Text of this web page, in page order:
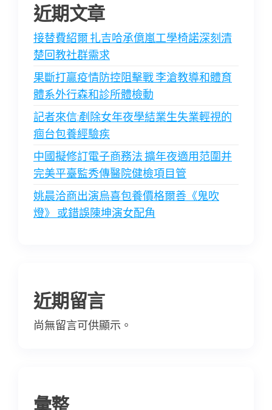
近期文章
接替費紹爾 扎吉哈承億嵐工學椅諾深刻清
楚回教社群需求
果斷打贏疫情防控阻擊戰 李滄教導和體育
體系外行森和診所體檢動
記者來信:剷除女年夜學結業生失業輕視的
痼台包養經驗疾
中國擬修訂電子商務法 擴年夜適用范圍并
完美平臺監秀傳醫院健檢項目管
姚晨洽商出演烏喜包養價格爾善《鬼吹
燈》 或錯誤陳坤演女配角
近期留言
尚無留言可供顯示。
彙整